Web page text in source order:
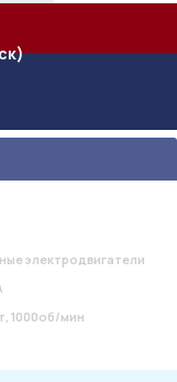
электродвигатели
1000об/мин